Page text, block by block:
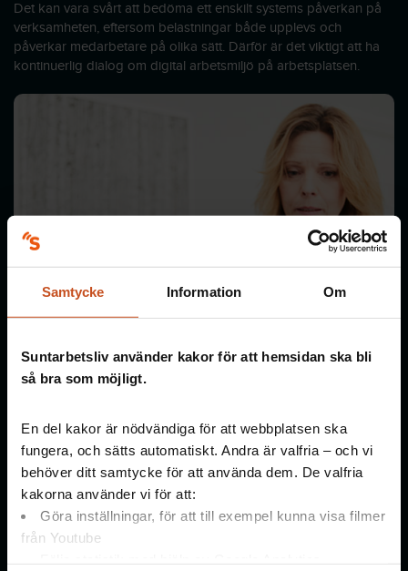
Samtycke Information Om
Suntarbetsliv använder kakor för att hemsidan ska bli
så bra som möjligt.
En del kakor är nödvändiga för att webbplatsen ska
fungera, och sätts automatiskt. Andra är valfria – och vi
behöver ditt samtycke för att använda dem. De valfria
kakorna använder vi för att:
Göra inställningar, för att till exempel kunna visa filmer
från Youtube Läs mer om hur vi påverkas
Det kan vara svårt att bedöma ett enskilt systems påverkan på
verksamheten, eftersom belastningar både upplevs och
påverkar medarbetare på olika sätt. Därför är det viktigt att ha
kontinuerlig dialog om digital arbetsmiljö på arbetsplatsen.